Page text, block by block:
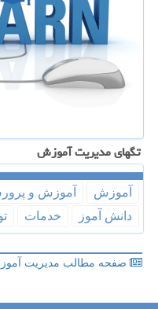
تگهای مدیریت آموزش
آموزش آموزش و
دانش آموز
خدمات
صفحه مطالب مدیریت